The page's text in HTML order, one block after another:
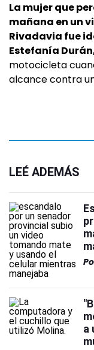
La mujer que
mañana en un
Rivadavia fue
Estefanía
motocicleta
alcance contra
LEÉ ADEMÁS
a